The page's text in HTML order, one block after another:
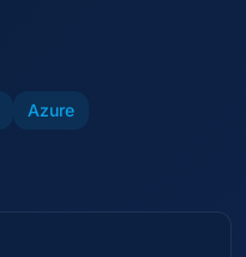
Azure